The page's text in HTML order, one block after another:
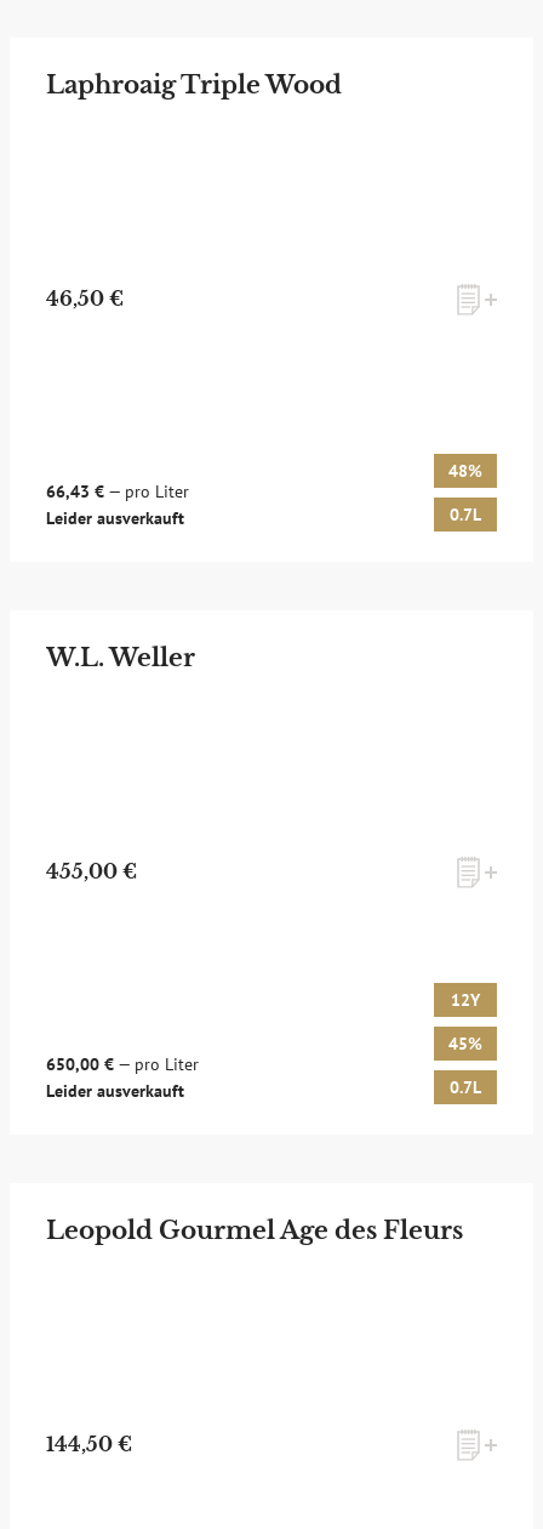
Laphroaig Triple Wood
46,50 €
66,43 € — pro Liter
Leider ausverkauft
48%
0.7L
W.L. Weller
455,00 €
650,00 € — pro Liter
Leider ausverkauft
12Y
45%
0.7L
Leopold Gourmel Age des Fleurs
144,50 €